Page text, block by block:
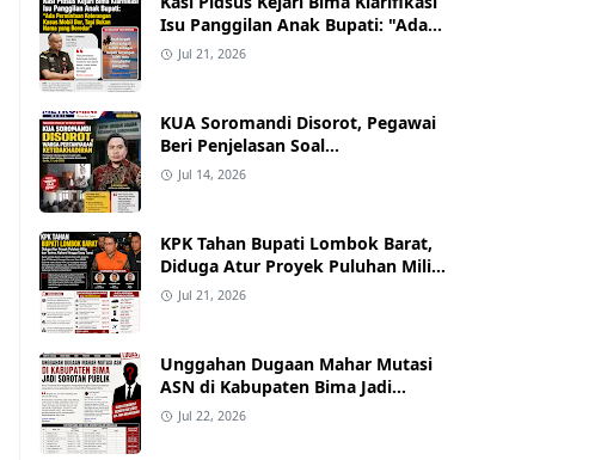
Isu Panggilan Anak Bupati: "Ada
Permintaan Keterangan Kasus
Jul 21, 2026
KUA Soromandi Disorot, Pegawai
Beri Penjelasan Soal
Ketidakhadiran Penghulu pada
Jul 14, 2026
KPK Tahan Bupati Lombok Barat,
Diduga Atur Proyek Puluhan Miliar
dan Terima Alphard hingga Uang
Jul 21, 2026
Unggahan Dugaan Mahar Mutasi
ASN di Kabupaten Bima Jadi
Sorotan
Jul 22, 2026